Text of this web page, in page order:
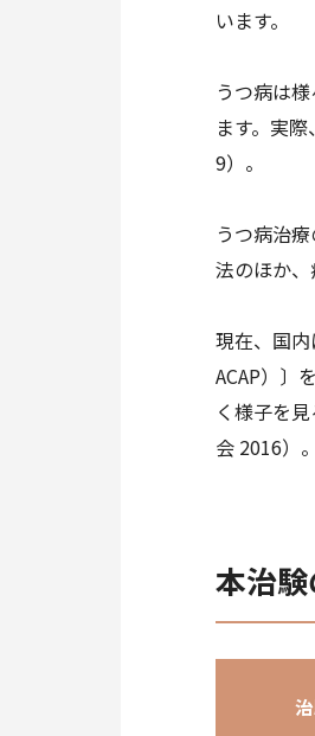
います。
うつ病は
ます。実
9）。
うつ病治
法のほか
現在、国
ACAP）〕
く様子を
会 2016）。
本治